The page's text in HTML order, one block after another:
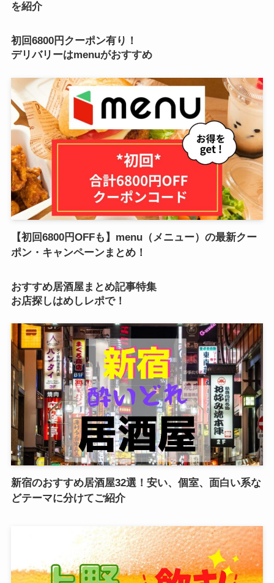
を紹介
初回6800円クーポン有り！
デリバリーはmenuがおすすめ
【初回6800円OFFも】menu（メニュー）の最新クー
ポン・キャンペーンまとめ！
おすすめ居酒屋まとめ記事特集
お店探しはめしレポで！
新宿のおすすめ居酒屋32選！安い、個室、面白い系な
どテーマに分けてご紹介